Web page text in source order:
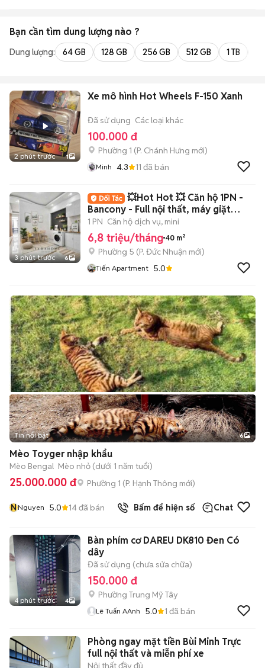
Bạn cần tìm dung lượng nào ?
Dung lượng: 64 GB 128 GB 256 GB 512 GB 1 TB
2 phút trước 1
Xe mô hình Hot Wheels F-150 Xanh
Đã sử dụng Các loại khác
100.000 đ
Phường 1 (P. Chánh Hưng mới)
Minh 4.3 11 đã bán
3 phút trước 6
💥Hot Hot 💥 Căn hộ 1PN -
Bancony - Full nội thất, máy giặt
riêng đây
1 PN Căn hộ dịch vụ, mini
6,8 triệu/tháng 40 m²
Phường 5 (P. Đức Nhuận mới)
Tiến Apartment 5.0
+2
Tin nổi bật 6
Mèo Toyger nhập khẩu
Mèo Bengal Mèo nhỏ (dưới 1 năm tuổi)
25.000.000 đ Phường 1 (P. Hạnh Thông mới)
NNguyen 5.0 14đã bán Bấm để hiện số Chat
4 phút trước 4
Bàn phím cơ DAREU DK810 Đen Có
dây
Đã sử dụng (chưa sửa chữa)
150.000 đ
Phường Trung Mỹ Tây
Lê Tuấn AAnh 5.0 1 đã bán
Phòng ngay mặt tiền Bùi Minh Trực
full nội thất và miễn phí xe
Nội thất đầy đủ